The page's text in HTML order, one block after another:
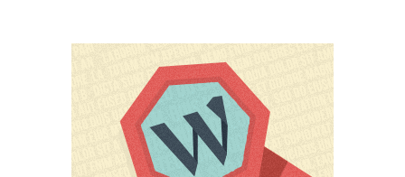
plugin
pro
WordPress.
Používáte
ho
i
vy?